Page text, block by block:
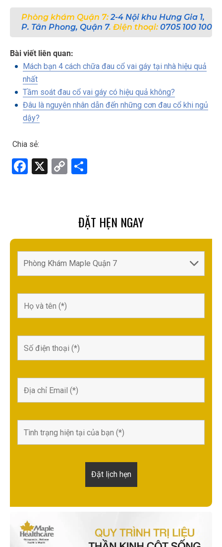
Phòng khám Quận 7:2-4 Nội khu Hưng Gia 1,
P. Tân Phong, Quận 7. Điện thoại: 0705 100 100
Bài viết liên quan:
Mách bạn 4 cách chữa đau cổ vai gáy tại nhà hiệu quả
nhất
Tầm soát đau cổ vai gáy có hiệu quả không?
Đâu là nguyên nhân dẫn đến những cơn đau cổ khi ngủ
dậy?
Chia sẻ:
F
k
X
C
Li e
ĐẶT HẸN NGAY